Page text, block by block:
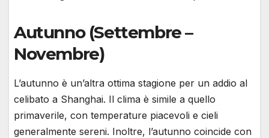
Autunno (Settembre –
Novembre)
L’autunno è un’altra ottima stagione per un addio al
celibato a Shanghai. Il clima è simile a quello
primaverile, con temperature piacevoli e cieli
generalmente sereni. Inoltre, l’autunno coincide con